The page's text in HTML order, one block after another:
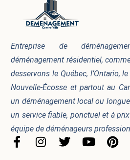
Entreprise de
déménagement résidentiel,
desservons le Québec, l’Ontario,
Nouvelle-Écosse et partout au
un déménagement local ou
un service fiable, ponctuel et à
équipe de déménageurs
F
I
T
Y
P